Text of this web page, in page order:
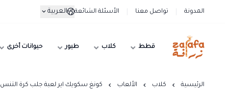
المدونة تواصل معنا الأسئلة الشائعة العربية
زرافة
قطط كلاب طيور حيوانات أخرى
الرئيسية كلاب الألعاب كونغ سكويك اير لعبة جلب كرة التنس